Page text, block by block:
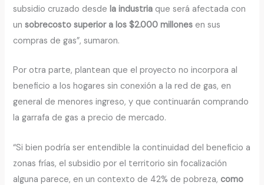
subsidio cruzado desdela industria que será afectada con
unsobrecosto superior a los $2.000 millones en sus
compras de gas”, sumaron.
Por otra parte, plantean que el proyecto no incorpora al
beneficio a los hogares sin conexión a la red de gas, en
general de menores ingreso, y que continuarán comprando
la garrafa de gas a precio de mercado.
“Si bien podría ser entendible la continuidad del beneficio a
zonas frías, el subsidio por el territorio sin focalización
alguna parece, en un contexto de 42% de pobreza,como